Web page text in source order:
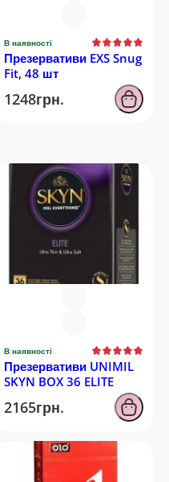
В наявності
Презервативи EXS Snug
Fit, 48 шт
1248грн.
В наявності
Презервативи UNIMIL
SKYN BOX 36 ELITE
2165грн.